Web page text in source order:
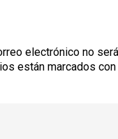
electrónico no
están marcados con